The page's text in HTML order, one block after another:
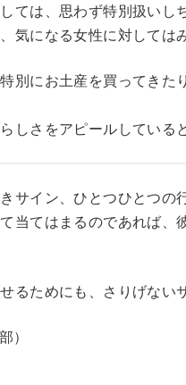
ては、思わず特別扱いし
気になる女性に対しては
別にお土産を買ってきた
しさをアピールしている
サイン、ひとつひとつの
当てはまるのであれば、
るためにも、さりげない
）